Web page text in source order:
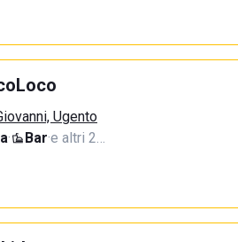
Ugento
· Bar·e altri 2…